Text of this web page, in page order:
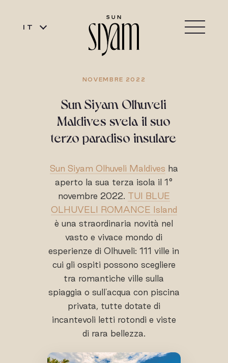
IT
NOVEMBRE 2022
Sun Siyam Olhuveli
Maldives svela il suo
terzo paradiso insulare
Sun Siyam Olhuveli Maldives ha
aperto la sua terza isola il 1°
novembre 2022. TUI BLUE
OLHUVELI ROMANCE Island
è una straordinaria novità nel
vasto e vivace mondo di
esperienze di Olhuveli: 111 ville in
cui gli ospiti possono scegliere
tra romantiche ville sulla
spiaggia o sull'acqua con piscina
privata, tutte dotate di
incantevoli letti rotondi e viste
di rara bellezza.